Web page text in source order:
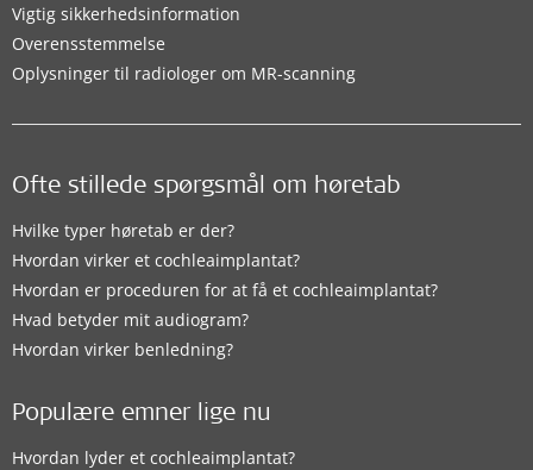
Vigtig sikkerhedsinformation
Overensstemmelse
Oplysninger til radiologer om MR-scanning
Ofte stillede spørgsmål om høretab
Hvilke typer høretab er der?
Hvordan virker et cochleaimplantat?
Hvordan er proceduren for at få et cochleaimplantat?
Hvad betyder mit audiogram?
Hvordan virker benledning?
Populære emner lige nu
Hvordan lyder et cochleaimplantat?